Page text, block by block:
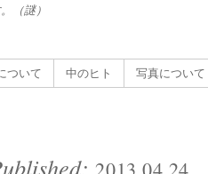
（謎）
ついて 中のヒト 写真について